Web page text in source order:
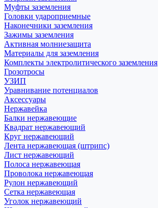
Муфты заземления
Головки удароприемные
Наконечники заземления
Зажимы заземления
Активная молниезащита
Материалы для заземления
Комплекты электролитического заземления
Грозотросы
УЗИП
Уравнивание потенциалов
Аксессуары
Нержавейка
Балки нержавеющие
Квадрат нержавеющий
Круг нержавеющий
Лента нержавеющая (штрипс)
Лист нержавеющий
Полоса нержавеющая
Проволока нержавеющая
Рулон нержавеющий
Сетка нержавеющая
Уголок нержавеющий